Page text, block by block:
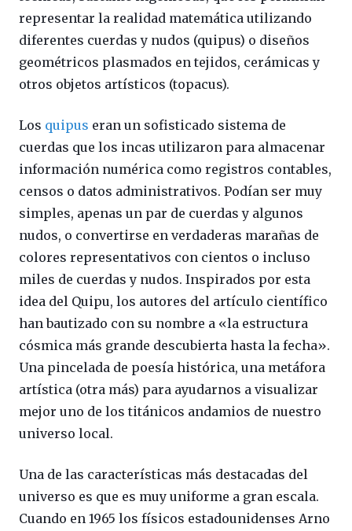
representar la realidad matemática utilizando
diferentes cuerdas y nudos (quipus) o diseños
geométricos plasmados en tejidos, cerámicas y
otros objetos artísticos (topacus).
Los quipus eran un sofisticado sistema de
cuerdas que los incas utilizaron para almacenar
información numérica como registros contables,
censos o datos administrativos. Podían ser muy
simples, apenas un par de cuerdas y algunos
nudos, o convertirse en verdaderas marañas de
colores representativos con cientos o incluso
miles de cuerdas y nudos. Inspirados por esta
idea del Quipu, los autores del artículo científico
han bautizado con su nombre a «la estructura
cósmica más grande descubierta hasta la fecha».
Una pincelada de poesía histórica, una metáfora
artística (otra más) para ayudarnos a visualizar
mejor uno de los titánicos andamios de nuestro
universo local.
Una de las características más destacadas del
universo es que es muy uniforme a gran escala.
Cuando en 1965 los físicos estadounidenses Arno